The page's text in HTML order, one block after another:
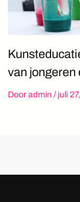
van jongeren
Door admin / juli